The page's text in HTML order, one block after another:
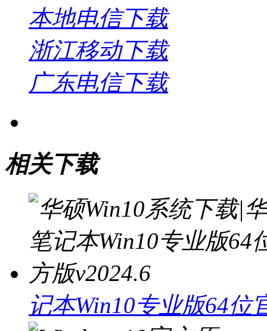
本地电信下载
浙江移动下载
广东电信下载
相关下载
记本Win10专业版64位